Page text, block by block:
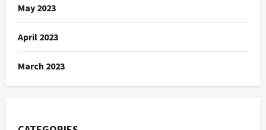
May 2023
April 2023
March 2023